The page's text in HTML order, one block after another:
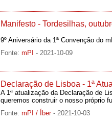
Manifesto - Tordesilhas,
9º Aniversário da 1ª Convenção do
Fonte: mPI - 2021-10-09
Declaração de Lisboa - 1ª
A 1ª atualização da Declaração de
queremos construir o nosso próprio
Fonte: mPI / Íber - 2021-10-03